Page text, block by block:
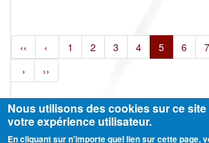
‹‹ ‹ 1 2 3 4 5 6 7
›
››
Nous utilisons des cookies sur ce
votre expérience utilisateur.
En cliquant sur n'importe quel lien sur cette page,